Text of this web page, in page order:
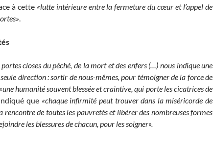
à cette «lutte intérieure entre la fermeture du cœur et l’appel de
.
closes du péché, de la mort et des enfers (…) nous indique une
direction : sortir de nous-mêmes, pour témoigner de la force de
«une humanité souvent blessée et craintive, qui porte les cicatrices de
que «chaque infirmité peut trouver dans la miséricorde de
rencontre de toutes les pauvretés et libérer des nombreuses formes
les blessures de chacun, pour les soigner».